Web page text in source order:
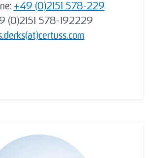
+49 (0)2151 578-229
(0)2151 578-192229